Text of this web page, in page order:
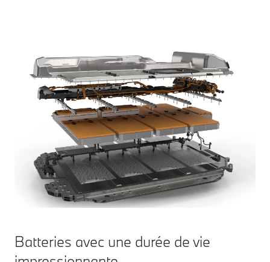
Batteries avec une durée de vie